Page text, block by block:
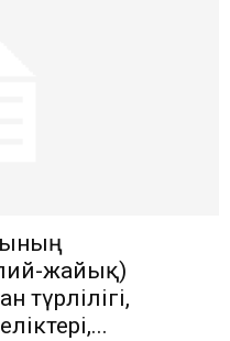
жайық)
түрлілігі,